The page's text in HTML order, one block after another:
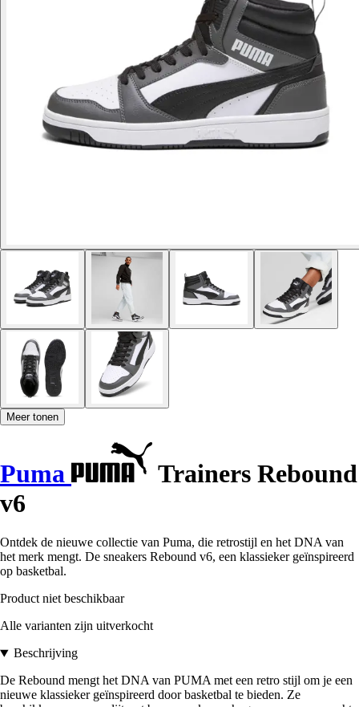
Meer tonen
Puma
Trainers Rebound
v6
Ontdek de nieuwe collectie van Puma, die retrostijl en het DNA van
het merk mengt. De sneakers Rebound v6, een klassieker geïnspireerd
op basketbal.
Product niet beschikbaar
Alle varianten zijn uitverkocht
Beschrijving
De Rebound mengt het DNA van PUMA met een retro stijl om je een
nieuwe klassieker geïnspireerd door basketbal te bieden. Ze